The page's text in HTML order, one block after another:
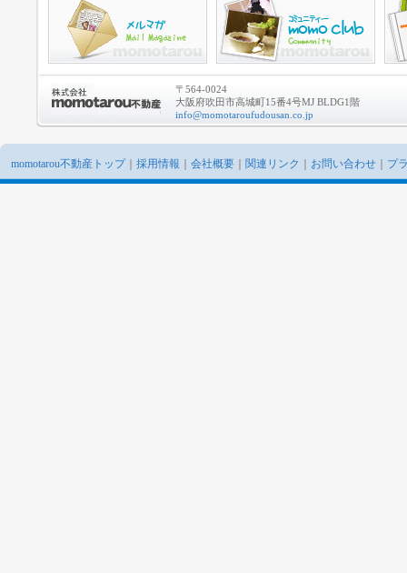
〒564-0024
大阪府吹田市高城町15番4号MJ BLDG1階
info@momotaroufudousan.co.jp
momotarou不動産トップ｜ 採用情報 会社概要 関連リンク お問い合わせ プ